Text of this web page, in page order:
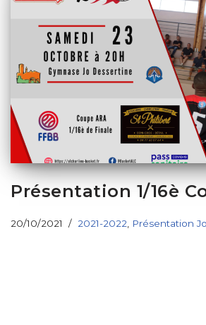
Présentation 1/16è
20/10/2021 2021-2022 Présentation